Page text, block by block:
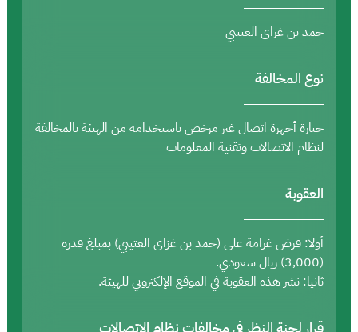
حمد بن غزاى العتيبي
نوع المخالفة
حيازة أجهزة اتصال غير مرخص باستخدامه من الهيئة بالمخالفة
لنظام الاتصالات وتقنية المعلومات
العقوبة
أولا: فرض غرامة على (حمد بن غزاى العتيبي) بمبلغ قدره
(3,000) ريال سعودي.
ثانيا: نشر هذه العقوبة في الموقع الإلكتروني للهيئة.
قرار لجنة النظر في مخالفات نظام الاتصالات